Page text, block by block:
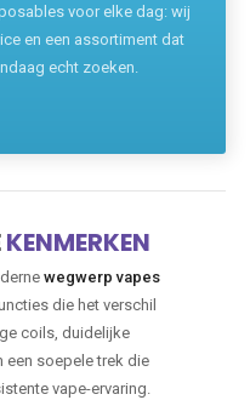
voor elke dag: wij
en een assortiment dat
echt zoeken.
KENMERKEN
wegwerp vapes
die het verschil
coils, duidelijke
een soepele trek die
vape-ervaring.